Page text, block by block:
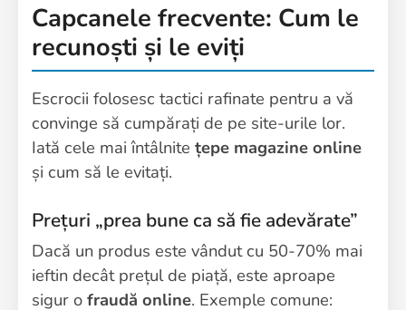
Capcanele frecvente: Cum le
recunoști și le eviți
Escrocii folosesc tactici rafinate pentru a vă
convinge să cumpărați de pe site-urile lor.
Iată cele mai întâlnite țepe magazine online
și cum să le evitați.
Prețuri „prea bune ca să fie adevărate”
Dacă un produs este vândut cu 50-70% mai
ieftin decât prețul de piață, este aproape
sigur o fraudă online. Exemple comune: